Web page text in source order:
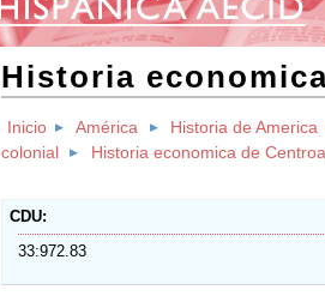
Historia
Inicio América Historia de America
colonial
Historia economica de
CDU
33:972.83